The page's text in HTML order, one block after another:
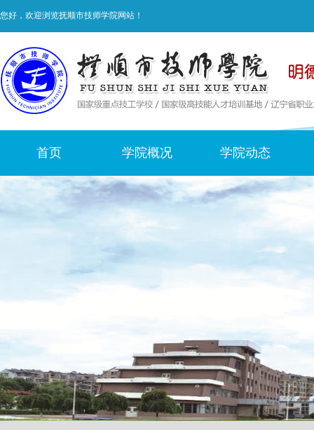
您好，欢迎浏览抚顺市技师学院网站！
首页 学院概况 学院动态